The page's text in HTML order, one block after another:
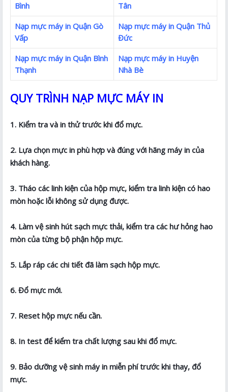
Bình
Tân
Nạp mực máy in Quận Gò
Vấp
Nạp mực máy in Quận Thủ
Đức
Nạp mực máy in Quận Bình
Thạnh
Nạp mực máy in Huyện
Nhà Bè
QUY TRÌNH NẠP MỰC MÁY IN
1. Kiểm tra và in thử trước khi đổ mực.
2. Lựa chọn mực in phù hợp và đúng với hãng máy in của
khách hàng.
3. Tháo các linh kiện của hộp mực, kiểm tra linh kiện có hao
mòn hoặc lỗi không sử dụng được.
4. Làm vệ sinh hút sạch mực thải, kiểm tra các hư hỏng hao
mòn của từng bộ phận hộp mực.
5. Lắp ráp các chi tiết đã làm sạch hộp mực.
6. Đổ mực mới.
7. Reset hộp mực nếu cần.
8. In test để kiểm tra chất lượng sau khi đổ mực.
9. Bảo dưỡng vệ sinh máy in miễn phí trước khi thay, đổ
mực.